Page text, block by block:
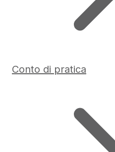
Conto di pratica